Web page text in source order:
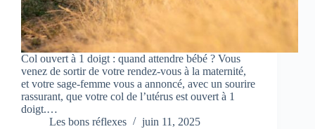
Col ouvert à 1 doigt : quand attendre bébé ? Vous
venez de sortir de votre rendez-vous à la maternité,
et votre sage-femme vous a annoncé, avec un sourire
rassurant, que votre col de l’utérus est ouvert à 1
doigt.…
Les bons réflexes
juin 11, 2025